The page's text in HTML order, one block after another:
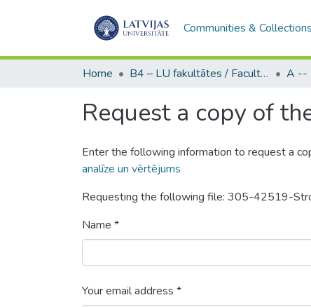
Communities & Collections
Home B4 – LU fakultātes / Faculties of the UL
Request a copy of
Enter the following information to request a
analīze un vērtējums
Requesting the following file: 305-42519-
Name *
Your email address *